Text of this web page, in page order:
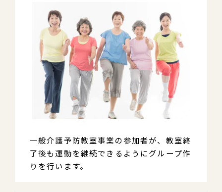
一般介護予防教室事業の参加者が、教室終
了後も運動を継続できるようにグループ作
りを行います。